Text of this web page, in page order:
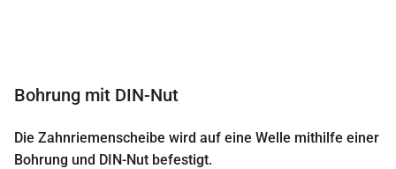
Bohrung mit DIN-Nut
Die Zahnriemenscheibe wird auf eine Welle mithilfe einer
Bohrung und DIN-Nut befestigt.